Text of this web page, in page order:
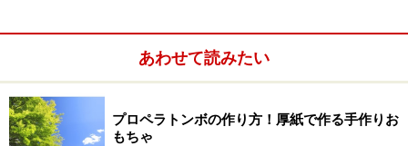
あわせて読みたい
プロペラトンボの作り方！厚紙で作る手作りお
もちゃ